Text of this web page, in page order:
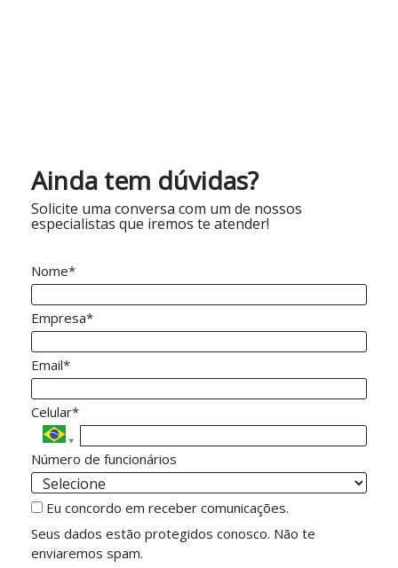
Ainda tem dúvidas?
Solicite uma conversa com um de nossos
especialistas que iremos te atender!
Nome*
Empresa*
Email*
Celular*
Número de funcionários
Eu concordo em receber comunicações.
Seus dados estão protegidos conosco. Não te
enviaremos spam.